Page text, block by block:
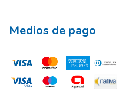
Medios de pago